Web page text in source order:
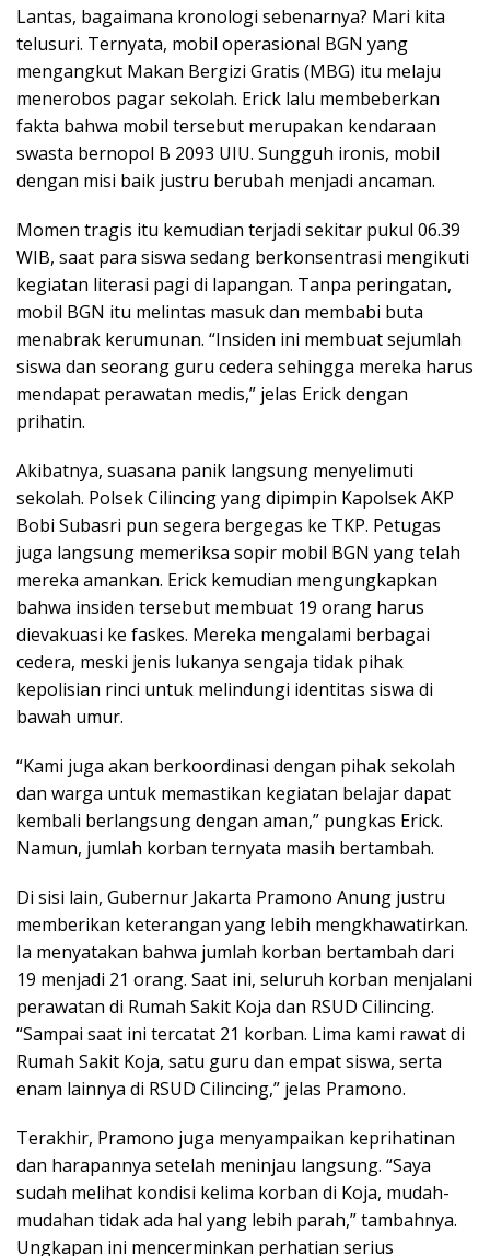
Lantas, bagaimana kronologi sebenarnya? Mari kita
telusuri. Ternyata, mobil operasional BGN yang
mengangkut Makan Bergizi Gratis (MBG) itu melaju
menerobos pagar sekolah. Erick lalu membeberkan
fakta bahwa mobil tersebut merupakan kendaraan
swasta bernopol B 2093 UIU. Sungguh ironis, mobil
dengan misi baik justru berubah menjadi ancaman.
Momen tragis itu kemudian terjadi sekitar pukul 06.39
WIB, saat para siswa sedang berkonsentrasi mengikuti
kegiatan literasi pagi di lapangan. Tanpa peringatan,
mobil BGN itu melintas masuk dan membabi buta
menabrak kerumunan. “Insiden ini membuat sejumlah
siswa dan seorang guru cedera sehingga mereka harus
mendapat perawatan medis,” jelas Erick dengan
prihatin.
Akibatnya, suasana panik langsung menyelimuti
sekolah. Polsek Cilincing yang dipimpin Kapolsek AKP
Bobi Subasri pun segera bergegas ke TKP. Petugas
juga langsung memeriksa sopir mobil BGN yang telah
mereka amankan. Erick kemudian mengungkapkan
bahwa insiden tersebut membuat 19 orang harus
dievakuasi ke faskes. Mereka mengalami berbagai
cedera, meski jenis lukanya sengaja tidak pihak
kepolisian rinci untuk melindungi identitas siswa di
bawah umur.
“Kami juga akan berkoordinasi dengan pihak sekolah
dan warga untuk memastikan kegiatan belajar dapat
kembali berlangsung dengan aman,” pungkas Erick.
Namun, jumlah korban ternyata masih bertambah.
Di sisi lain, Gubernur Jakarta Pramono Anung justru
memberikan keterangan yang lebih mengkhawatirkan.
Ia menyatakan bahwa jumlah korban bertambah dari
19 menjadi 21 orang. Saat ini, seluruh korban menjalani
perawatan di Rumah Sakit Koja dan RSUD Cilincing.
“Sampai saat ini tercatat 21 korban. Lima kami rawat di
Rumah Sakit Koja, satu guru dan empat siswa, serta
enam lainnya di RSUD Cilincing,” jelas Pramono.
Terakhir, Pramono juga menyampaikan keprihatinan
dan harapannya setelah meninjau langsung. “Saya
sudah melihat kondisi kelima korban di Koja, mudah-
mudahan tidak ada hal yang lebih parah,” tambahnya.
Ungkapan ini mencerminkan perhatian serius